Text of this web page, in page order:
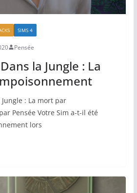
SIMS 4
Pensée
la Jungle : La
Jungle : La mort par
Pensée Votre Sim a-t-il été
lors